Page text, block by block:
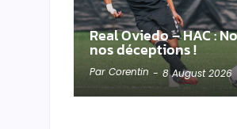
Real Oviedo – HAC :
nos déceptions !
Par Corentin - 8 August 2026